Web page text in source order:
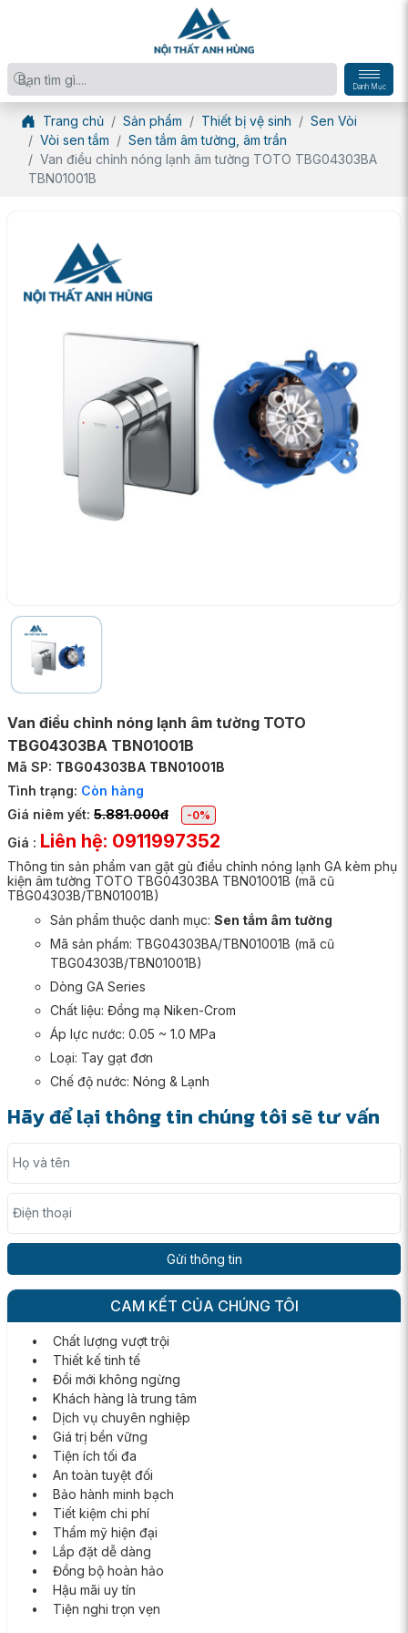
Danh Mục
Trang chủ Sản phẩm Thiết bị vệ sinh
Sen Vòi
Vòi sen tắm
Sen tắm âm tường, âm trần
Van điều chỉnh nóng lạnh âm tường TOTO TBG04303BA
TBN01001B
Van điều chỉnh nóng lạnh âm tường TOTO
TBG04303BA TBN01001B
Mã SP: TBG04303BA TBN01001B
Tình trạng: Còn hàng
Giá niêm yết: 5.881.000đ -0%
Giá : Liên hệ: 0911997352
Thông tin sản phẩm van gật gù điều chỉnh nóng lạnh GA kèm phụ
kiện âm tường TOTO TBG04303BA TBN01001B (mã cũ
TBG04303B/TBN01001B)
Sản phẩm thuộc danh mục: Sen tắm âm tường
Mã sản phẩm: TBG04303BA/TBN01001B (mã cũ
TBG04303B/TBN01001B)
Dòng GA Series
Chất liệu: Đồng mạ Niken-Crom
Áp lực nước: 0.05 ~ 1.0 MPa
Loại: Tay gạt đơn
Chế độ nước: Nóng & Lạnh
Hãy để lại thông tin chúng tôi sẽ tư vấn
Họ và tên
Điện thoại
CAM KẾT CỦA CHÚNG TÔI
• Chất lượng vượt trội
• Thiết kế tinh tế
• Đổi mới không ngừng
• Khách hàng là trung tâm
• Dịch vụ chuyên nghiệp
• Giá trị bền vững
• Tiện ích tối đa
• An toàn tuyệt đối
• Bảo hành minh bạch
• Tiết kiệm chi phí
• Thẩm mỹ hiện đại
• Lắp đặt dễ dàng
• Đồng bộ hoàn hảo
• Hậu mãi uy tín
• Tiện nghi trọn vẹn